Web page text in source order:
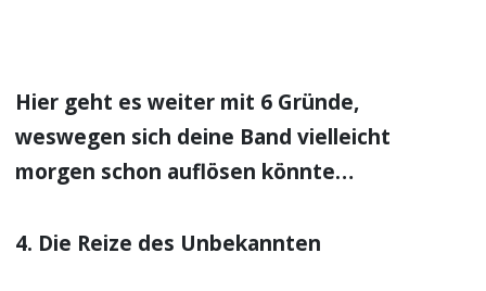
Hier geht es weiter mit 6 Gründe,
weswegen sich deine Band vielleicht
morgen schon auflösen könnte…
4. Die Reize des Unbekannten